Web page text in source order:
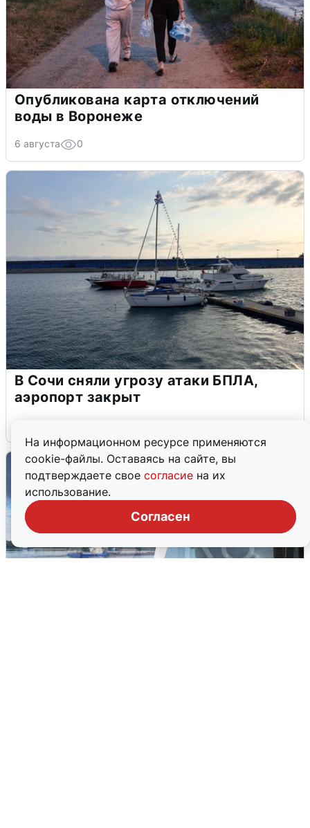
На информационном ресурсе применяются
cookie-файлы. Оставаясь на сайте, вы
подтверждаете свое согласие на их
использование.
Согласен
Опубликована карта отключений
воды в Воронеже
6 августа 0
В Сочи сняли угрозу атаки БПЛА,
аэропорт закрыт